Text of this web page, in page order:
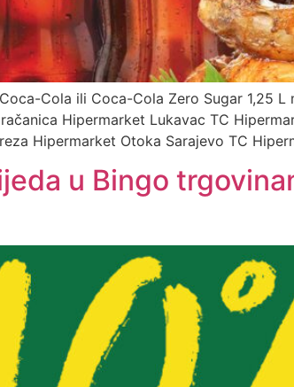
Cola ili Coca-Cola Zero Sugar 1,25
Hipermarket Lukavac TC
Hipermarket Otoka Sarajevo TC
u Bingo